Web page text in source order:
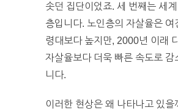
솟던 집단이었죠. 세 번째는 세
층입니다. 노인층의 자살율은 여
령대보다 높지만, 2000년 이래
자살율보다 더욱 빠른 속도로 감
니다.
이러한 현상은 왜 나타나고 있을